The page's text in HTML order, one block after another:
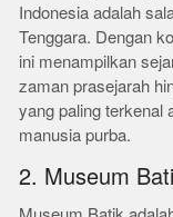
Indonesia adalah
Tenggara. Dengan
ini menampilkan
zaman prasejarah
yang paling terkenal
manusia purba.
2. Museum